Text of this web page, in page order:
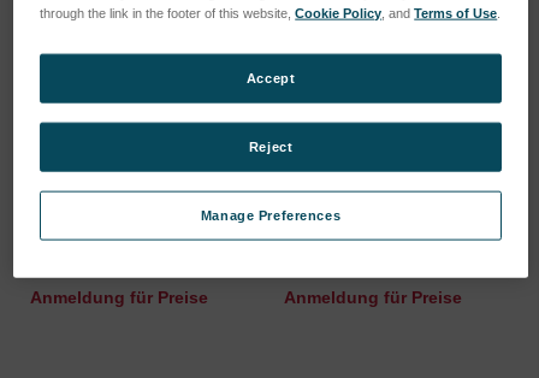
24 Inch High Resolution
Beam Expander (BEX)
Anmeldung für Preise
32 Inch High Resolution
Anmeldung für Preise
through the link in the footer of this website,Cookie Policy , andTerms of Use
Manage Preferences
Reject
Accept